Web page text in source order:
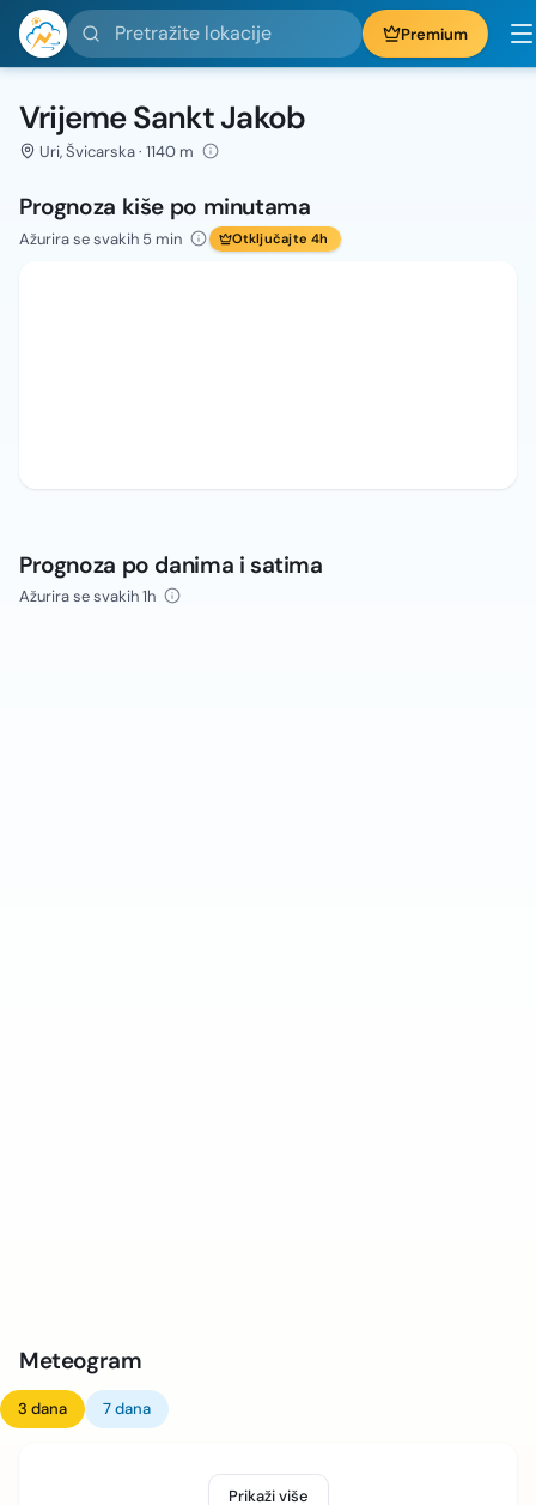
Pretražite lokacije Premium
Vrijeme Sankt Jakob
Uri, Švicarska · 1140 m
Prognoza kiše po minutama
Ažurira se svakih 5 min Otključajte 4h
Prognoza po danima i satima
Ažurira se svakih 1h
Meteogram
3 dana 7 dana
Prikaži više